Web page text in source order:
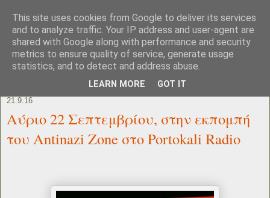
21.9.16
Αύριο 22 Σεπτεμβρίου, στην εκπομπή
του Antinazi Zone στο Portokali Radio
This site uses cookies from Google to deliver its services
and to analyze traffic. Your IP address and user-agent are
shared with Google along with performance and security
metrics to ensure quality of service, generate usage
statistics, and to detect and address abuse.
LEARN MORE GOT IT